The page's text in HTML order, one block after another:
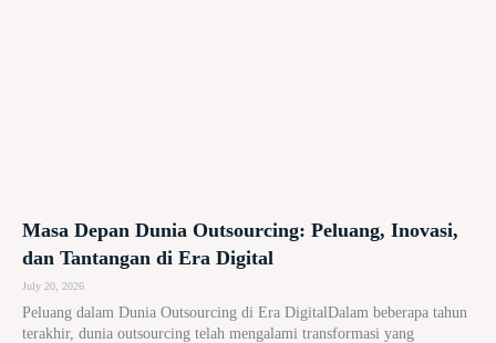
Masa Depan Dunia Outsourcing: Peluang, Inovasi,
dan Tantangan di Era Digital
July 20, 2026
Peluang dalam Dunia Outsourcing di Era DigitalDalam beberapa tahun
terakhir, dunia outsourcing telah mengalami transformasi yang